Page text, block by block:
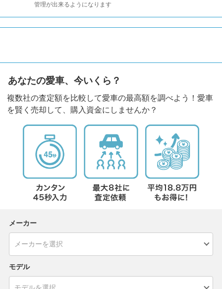
管理が出来るようになります
あなたの愛車、今いくら？
複数社の査定額を比較して愛車の最高額を調べよう！愛車
を賢く売却して、購入資金にしませんか？
メーカー
モデル